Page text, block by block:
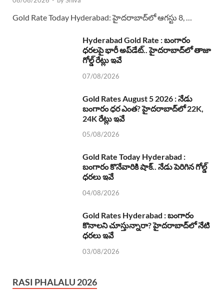
Gold Rate Today Hyderabad: హైదరాబాద్‌లో ఆగస్టు 8, …
Hyderabad Gold Rate : బంగారం
ధరలపై భారీ అప్‌డేట్.. హైదరాబాద్‌లో తాజా
గోల్డ్ రేట్లు ఇవే
07/08/2026
Gold Rates August 5 2026 : నేడు
బంగారం ధర ఎంత? హైదరాబాద్‌లో 22K,
24K రేట్లు ఇవే
05/08/2026
Gold Rate Today Hyderabad :
బంగారం కొనేవారికి షాక్.. నేడు పెరిగిన గోల్డ్
ధరలు ఇవే
04/08/2026
Gold Rates Hyderabad : బంగారం
కొనాలని చూస్తున్నారా? హైదరాబాద్‌లో నేటి
ధరలు ఇవే
03/08/2026
RASI PHALALU 2026